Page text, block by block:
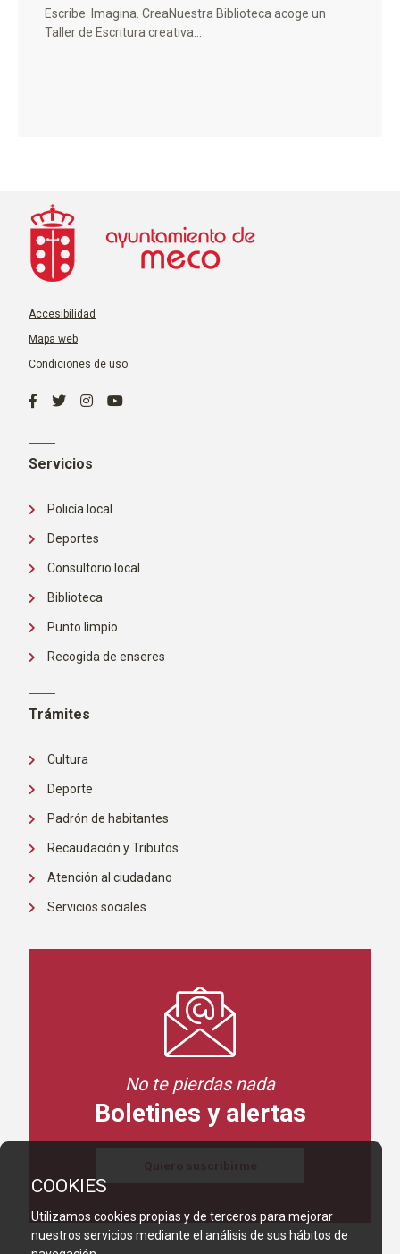
COOKIES
Utilizamos cookies propias y de terceros para mejorar
nuestros servicios mediante el análisis de sus hábitos de
Escribe. Imagina. CreaNuestra Biblioteca acoge un
Taller de Escritura creativa...
Accesibilidad
Mapa web
Condiciones de uso
Servicios
Policía local
Deportes
Consultorio local
Biblioteca
Punto limpio
Recogida de enseres
Trámites
Cultura
Deporte
Padrón de habitantes
Recaudación y Tributos
Atención al ciudadano
Servicios sociales
No te pierdas nada
Boletines y alertas